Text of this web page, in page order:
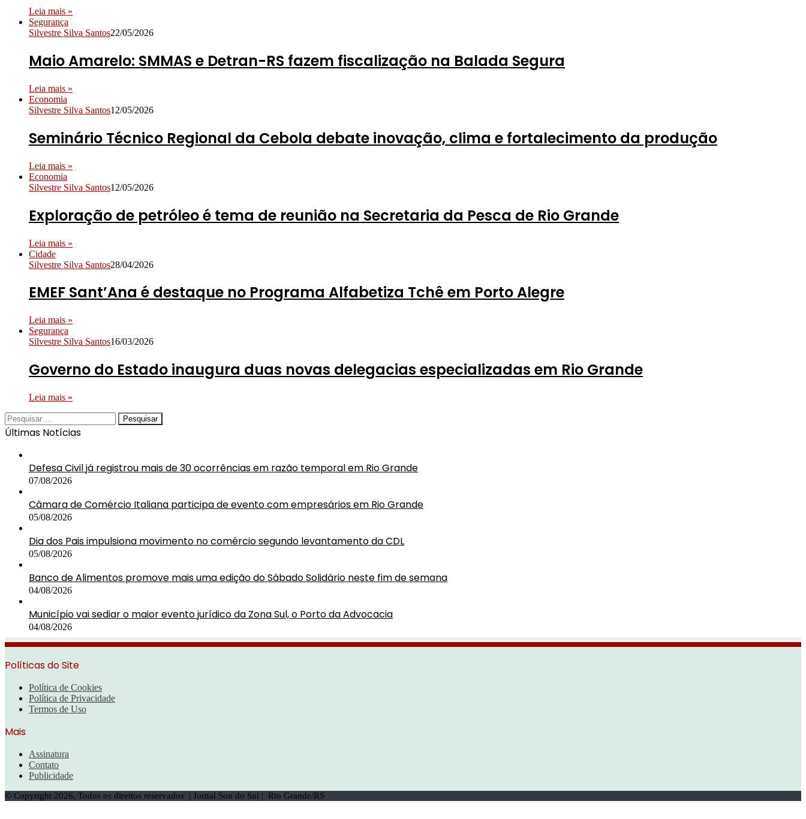
Leia mais »
Segurança
Silvestre Silva Santos22/05/2026
Maio Amarelo: SMMAS e Detran-RS fazem fiscalização na Balada Segura
Leia mais »
Economia
Silvestre Silva Santos12/05/2026
Seminário Técnico Regional da Cebola debate inovação, clima e fortalecimento da produção
Leia mais »
Economia
Silvestre Silva Santos12/05/2026
Exploração de petróleo é tema de reunião na Secretaria da Pesca de Rio Grande
Leia mais »
Cidade
Silvestre Silva Santos28/04/2026
EMEF Sant’Ana é destaque no Programa Alfabetiza Tchê em Porto Alegre
Leia mais »
Segurança
Silvestre Silva Santos16/03/2026
Governo do Estado inaugura duas novas delegacias especializadas em Rio Grande
Leia mais »
Pesquisar
por:
Últimas Notícias
Defesa Civil já registrou mais de 30 ocorrências em razão temporal em Rio Grande
07/08/2026
Câmara de Comércio Italiana participa de evento com empresários em Rio Grande
05/08/2026
Dia dos Pais impulsiona movimento no comércio segundo levantamento da CDL
05/08/2026
Banco de Alimentos promove mais uma edição do Sábado Solidário neste fim de semana
04/08/2026
Município vai sediar o maior evento jurídico da Zona Sul, o Porto da Advocacia
04/08/2026
Políticas do Site
Política de Cookies
Política de Privacidade
Termos de Uso
Mais
Assinatura
Contato
Publicidade
© Copyright 2026, Todos os direitos reservados | Jornal Sou do Sul | Rio Grande/RS